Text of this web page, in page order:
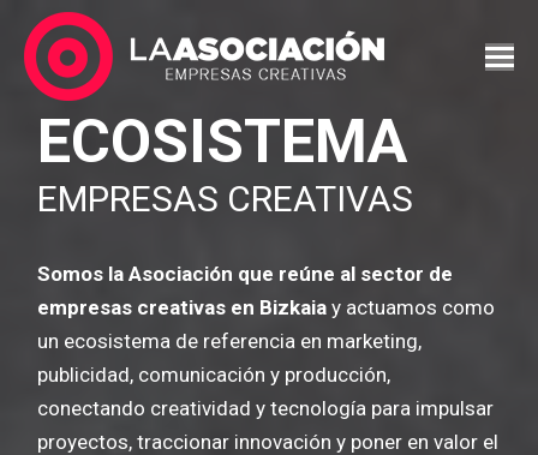
ECOSISTEMA
EMPRESAS CREATIVAS
Somos la Asociación que reúne al sector de
empresas creativas en Bizkaiay actuamos como
un ecosistema de referencia en marketing,
publicidad, comunicación y producción,
conectando creatividad y tecnología para impulsar
proyectos, traccionar innovación y poner en valor el